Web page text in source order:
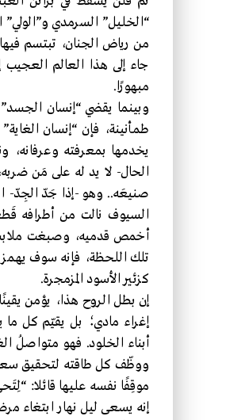
“الخليل” السرمدي
من رياض الجنان، تبتسم فيها
جاء إلى هذا العالم العجيب
مبهورًا.
وبينما يقضي “إنسان
طمأنينة، فإن “إنسان
يخدمها بمعرفته وعرفانه،
الحال- لا يد له على مَن
صنيعَه.. وهو -إذا جَدّ الجِدّ-
السيوف نالت من أطرافه
أخمص قدميه، وصبغت
تلك اللحظة، فإنه سوف
كزئير الأسود المزمجرة.
إن بطل الروح هذا، يؤمن
إغراء مادي؛ بل يقيّم كل
أبناء الخلود. فهو متواصلُ
ووظّف كل طاقته لتحقيق
موقِفًا نفسه عليها قائلا:
إنه يسعى ليل نهار ابتغاء